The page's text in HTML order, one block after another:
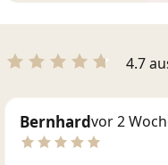
4.7
Bernhardvor 2